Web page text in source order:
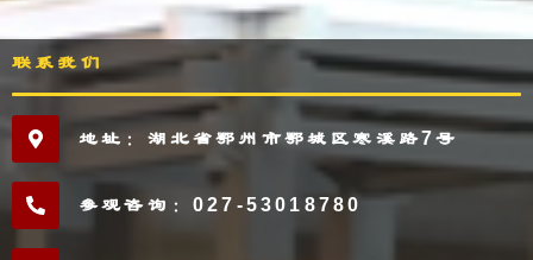
联系我们
地址：湖北省鄂州市鄂城区寒溪路7号
参观咨询：027-53018780